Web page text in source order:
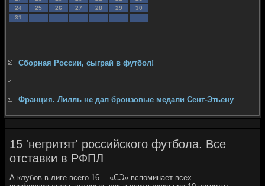
24
25 26 27 28 29
30
31
Сборная России, сыграй в футбол!
Франция. Лилль не дал бронзовые медали Сент-Этьену
15 'негритят' российского футбола. Все
отставки в РФПЛ
А клубов в лиге всего 16… «СЭ» вспоминает всех